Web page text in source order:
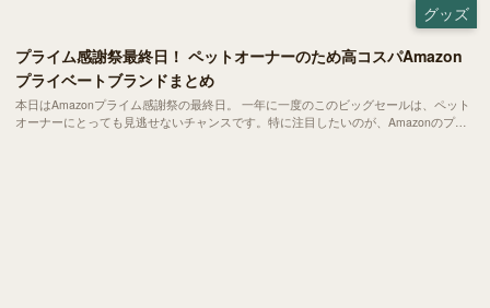
グッズ
プライム感謝祭最終日！ ペットオーナーのため高コスパAmazon
プライベートブランドまとめ
本日はAmazonプライム感謝祭の最終日。 一年に一度のこのビッグセールは、ペット
オーナーにとっても見逃せないチャンスです。特に注目したいのが、Amazonのプラ